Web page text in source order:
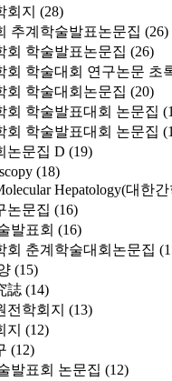
회지 (28)
추계학술발표논문집 (26)
회 학술발표논문집 (26)
회 학술대회 연구논문 초
회 학술대회논문집 (20)
회 학술발표대회 논문집
회 학술발표대회 논문집
논문집 D (19)
(18)
Hepatology(대한
논문집 (16)
발표회 (16)
회 춘계학술대회논문집
(15)
誌 (14)
전학회지 (13)
지 (12)
(12)
발표회 논문집 (12)